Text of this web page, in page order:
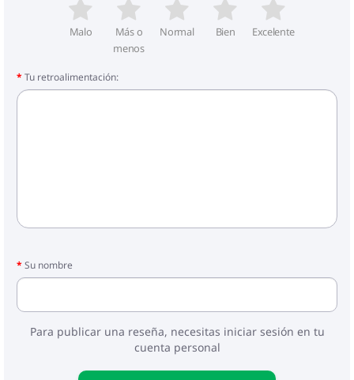
Malo
Más o
menos
Normal Bien Excelente
Tu retroalimentación:
Su nombre
Para publicar una reseña, necesitas iniciar sesión en tu
cuenta personal